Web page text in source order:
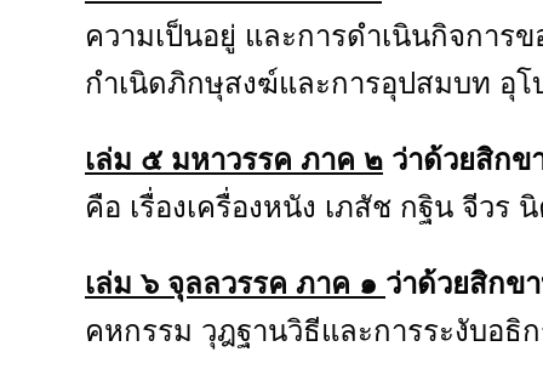
ความเป็นอยู่ และการดำเนินกิจกา
กำเนิดภิกษุสงฆ์และการอุปสมบท อุ
เล่ม ๕ มหาวรรค ภาค ๒ ว่าด้วยสิก
คือ เรื่องเครื่องหนัง เภสัช กฐิน จีวร
เล่ม ๖ จุลลวรรค ภาค ๑ ว่าด้วยสิกข
คหกรรม วุฎฐานวิธีและการระงับอธิ